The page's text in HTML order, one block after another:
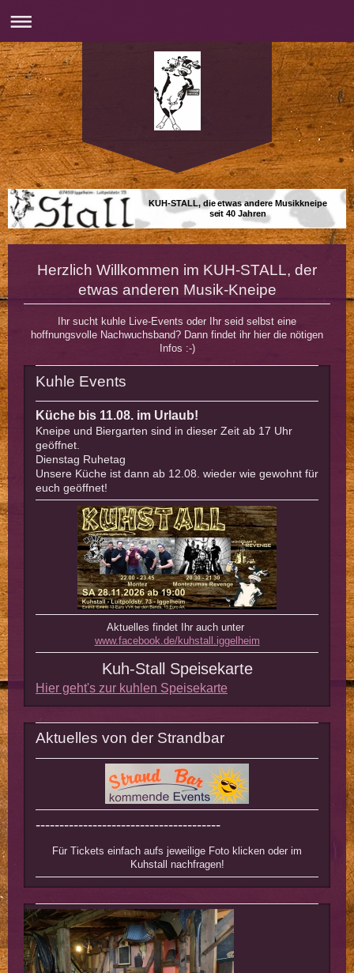
KUH-STALL, die etwas andere Musikkneipe
seit 40 Jahren
Herzlich Willkommen im KUH-STALL, der
etwas anderen Musik-Kneipe
Ihr sucht kuhle Live-Events oder Ihr seid selbst eine
hoffnungsvolle Nachwuchsband? Dann findet ihr hier die nötigen
Infos :-)
Kuhle Events
Küche bis 11.08. im Urlaub!
Kneipe und Biergarten sind in dieser Zeit ab 17 Uhr
geöffnet.
Dienstag Ruhetag
Unsere Küche ist dann ab 12.08. wieder wie gewohnt für
euch geöffnet!
Aktuelles findet Ihr auch unter
www.facebook.de/kuhstall.iggelheim
Kuh-Stall Speisekarte
Hier geht's zur kuhlen Speisekarte
Aktuelles von der Strandbar
---------------------------------------
Für Tickets einfach aufs jeweilige Foto klicken oder im
Kuhstall nachfragen!